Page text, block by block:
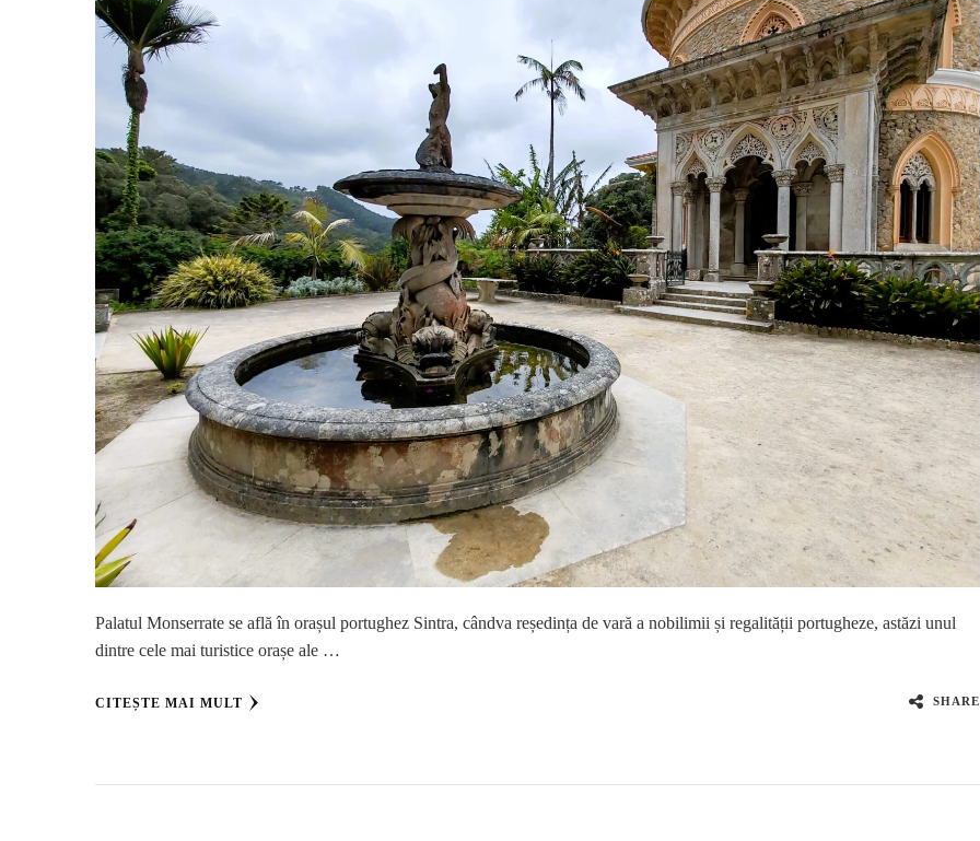
Palatul Monserrate se află în orașul portughez Sintra, cândva reședința de vară a nobilimii și regalității portugheze, astăzi unul
dintre cele mai turistice orașe ale …
CITEȘTE MAI MULT SHARE